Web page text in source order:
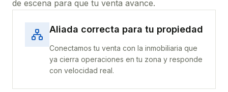
de escena para que tu venta avance.
Aliada correcta para tu propiedad
Conectamos tu venta con la inmobiliaria que
ya cierra operaciones en tu zona y responde
con velocidad real.